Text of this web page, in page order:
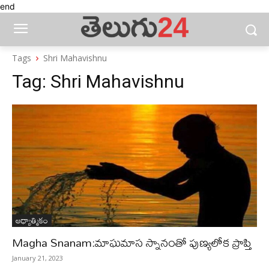
end
Tags Shri Mahavishnu
Tag: Shri Mahavishnu
ఆధ్యాత్మికం
Magha Snanam:మాఘమాస స్నానంతో పుణ్యలోక ప్రాప్తి
January 21, 2023